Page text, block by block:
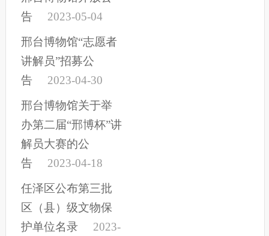
告
2023-05-04
邢台博物馆“志愿者
讲解员”招募公
告
2023-04-30
邢台博物馆关于举
办第二届“邢博杯”讲
解员大赛的公
告
2023-04-18
任泽区公布第三批
区（县）级文物保
护单位名录
2023-